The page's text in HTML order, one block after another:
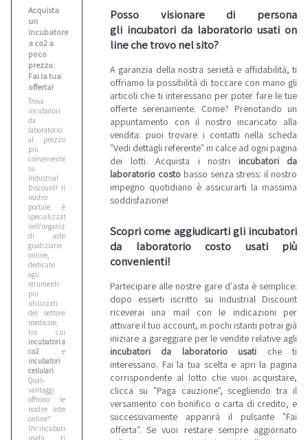
Acquista
un
incubatore
a co2 a
poco
prezzo.
Fai la tua
offerta!
Trova
incubatori
da
laboratorio
al prezzo
più
conveniente
su
Industrial
Discount! Il
nostro
portale è
specializzato
nell'organizzazione
di aste
giudiziarie
online,
dedicate
agli
strumenti
più
utilizzati
del settore
medicale,
tra cui
incubatori a
co2 e
incubatori
cellulari.
Quali
vantaggi
offrono le
nostre aste
online?
Un'incubatrice
usata ti
Posso visionare di persona
gli incubatori da laboratorio usati on
line che trovo nel sito?
A garanzia della nostra serietà e affidabilità, ti
offriamo la possibilità di toccare con mano gli
articoli che ti interessano per poter fare le tue
offerte serenamente. Come? Prenotando un
appuntamento con il nostro incaricato alla
vendita: puoi trovare i contatti nella scheda
"Vedi dettagli referente" in calce ad ogni pagina
dei lotti. Acquista i nostri incubatori da
laboratorio costobasso senza stress: il nostro
impegno quotidiano è assicurarti la massima
soddisfazione!
Scopri come aggiudicarti gli incubatori
da laboratorio costo usati più
convenienti!
Partecipare alle nostre gare d'asta è semplice:
dopo esserti iscritto su Industrial Discount
riceverai una mail con le indicazioni per
attivare il tuo account, in pochi istanti potrai già
iniziare a gareggiare per le vendite relative agli
incubatori da laboratorio usati che ti
interessano. Fai la tua scelta e apri la pagina
corrispondente al lotto che vuoi acquistare,
clicca su "Paga cauzione", scegliendo tra il
versamento con bonifico o carta di credito, e
successivamente apparirà il pulsante "Fai
offerta". Se vuoi restare sempre aggiornato